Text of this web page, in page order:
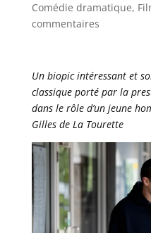
Comédie dramatique,
commentaires
Un biopic intéressant et
classique porté par la
dans le rôle d’un jeune
Gilles de La Tourette